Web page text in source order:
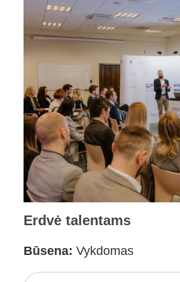
Erdvė talentams
Būsena: Vykdomas